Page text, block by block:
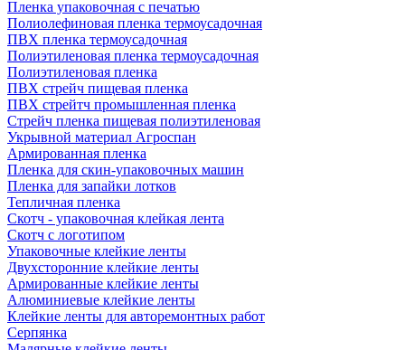
Пленка упаковочная с печатью
Полиолефиновая пленка термоусадочная
ПВХ пленка термоусадочная
Полиэтиленовая пленка термоусадочная
Полиэтиленовая пленка
ПВХ стрейч пищевая пленка
ПВХ стрейтч промышленная пленка
Стрейч пленка пищевая полиэтиленовая
Укрывной материал Агроспан
Армированная пленка
Пленка для скин-упаковочных машин
Пленка для запайки лотков
Тепличная пленка
Скотч - упаковочная клейкая лента
Скотч с логотипом
Упаковочные клейкие ленты
Двухсторонние клейкие ленты
Армированные клейкие ленты
Алюминиевые клейкие ленты
Клейкие ленты для авторемонтных работ
Серпянка